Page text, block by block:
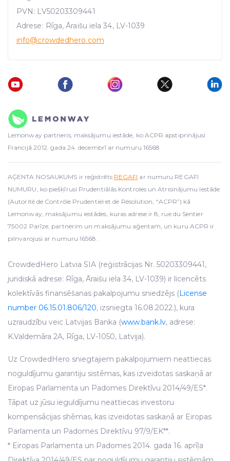
PVN: LV50203309441
Adrese: Rīga, Āraišu iela 34, LV-1039
info@crowdedhero.com
Lemonway partneris, maksājumu iestāde, ko ACPR apstiprinājusi
Francijā 2012. gada 24. decembrī ar numuru 16568
AĢENTA NOSAUKUMS ir reģistrēts REGAFI ar numuru REGAFI
NUMURU, ko piešķīrusi Prudentiālās Kontroles un Atrisinājumu Iestāde
(Autorité de Contrôle Prudentiel et de Résolution, “ACPR”) kā
Lemonway, maksājumu iestādes, kuras adrese ir 8, rue du Sentier
75002 Parīze, partnerim un maksājumu aģentam, un kuru ACPR ir
pilnvarojusi ar numuru 16568.
CrowdedHero Latvia SIA (reģistrācijas Nr. 50203309441,
juridiskā adrese: Rīga, Āraišu iela 34, LV-1039) ir licencēts
kolektīvās finansēšanas pakalpojumu sniedzējs (License
number 06.15.01.806/120, izsniegta 16.08.2022.), kura
uzraudzību veic Latvijas Banka (www.bank.lv, adrese:
K.Valdemāra 2A, Rīga, LV-1050, Latvija).
Uz CrowdedHero sniegtajiem pakalpojumiem neattiecas
noguldījumu garantiju sistēmas, kas izveidotas saskaņā ar
Eiropas Parlamenta un Padomes Direktīvu 2014/49/ES*.
Tāpat uz jūsu ieguldījumu neattiecas investoru
kompensācijas shēmas, kas izveidotas saskaņā ar Eiropas
Parlamenta un Padomes Direktīvu 97/9/EK**.
* Eiropas Parlamenta un Padomes 2014. gada 16. aprīļa